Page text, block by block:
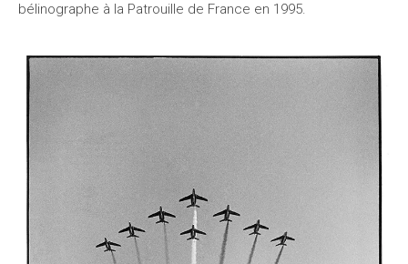
bélinographe à la Patrouille de France en 1995.